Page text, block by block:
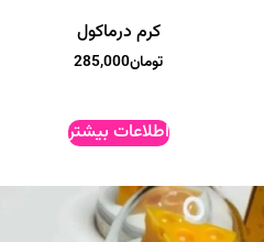
کرم درماکول
تومان285,000
اطلاعات بیشتر